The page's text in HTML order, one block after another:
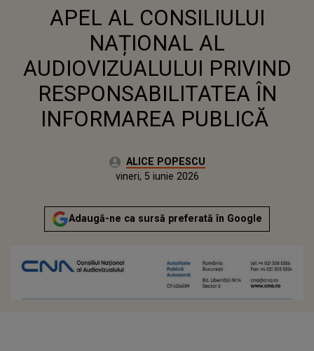
AL AUDIOVIZUALULUI PRIVIND
RESPONSABILITATEA ÎN
INFORMAREA PUBLICĂ
APEL AL CONSILIULUI
NAȚIONAL AL
AUDIOVIZUALULUI PRIVIND
RESPONSABILITATEA ÎN
INFORMAREA PUBLICĂ
Autor:ALICE POPESCU
Publicat:
vineri, 5 iunie 2026
Adaugă-ne ca sursă preferată în Google